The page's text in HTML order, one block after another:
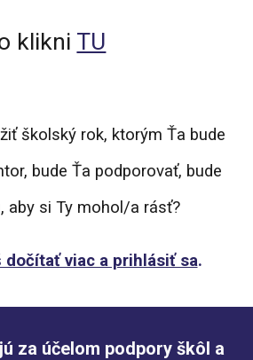
klikni TU
školský rok, ktorým Ťa bude
bude Ťa podporovať, bude
aby si Ty mohol/a rásť?
dočítať viac a prihlásiť sa.
za účelom podpory škôl a